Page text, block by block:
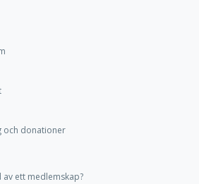
och donationer
ett medlemskap?